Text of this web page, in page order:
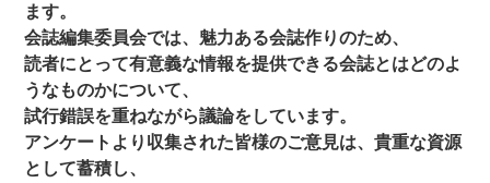
ます。
会誌編集委員会では、魅力ある会誌作りのため、
読者にとって有意義な情報を提供できる会誌とはどのよ
うなものかについて、
試行錯誤を重ねながら議論をしています。
アンケートより収集された皆様のご意見は、貴重な資源
として蓄積し、